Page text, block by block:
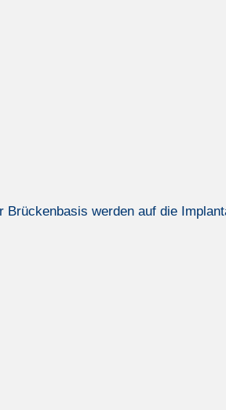
Brückenbasis werden auf die